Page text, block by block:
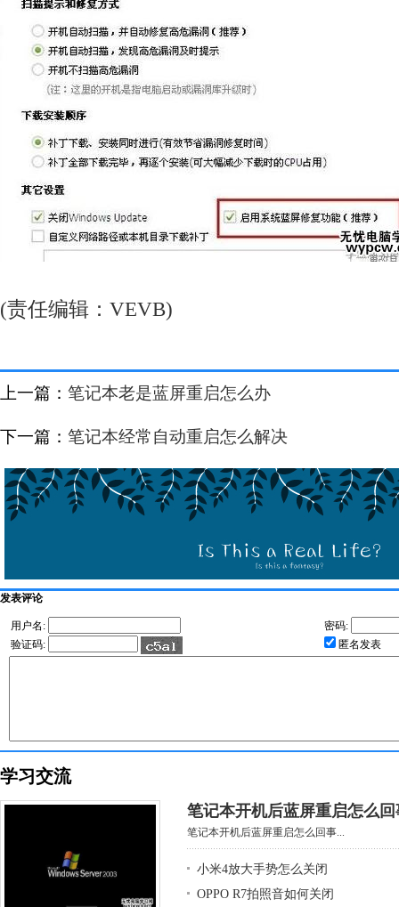
(责任编辑：VEVB)
上一篇： 笔记本老是蓝屏重启怎么办
下一篇： 笔记本经常自动重启怎么解决
发表评论
用户名:
密码:
验证码:
匿名发表
学习交流
笔记本开机后蓝屏重启怎么回
笔记本开机后蓝屏重启怎么回事...
小米4放大手势怎么关闭
OPPO R7拍照音如何关闭